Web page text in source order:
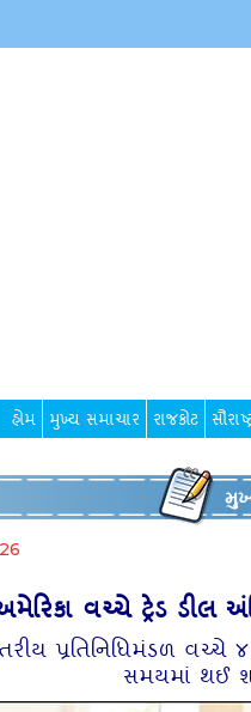
હોમ મુખ્ય સમાચાર રાજકોટ
વચ્‍ચે ટ્રેડ ડીલ
પ્રતિનિધિમંડળ વચ્‍ચે
સમયમાં થઈ